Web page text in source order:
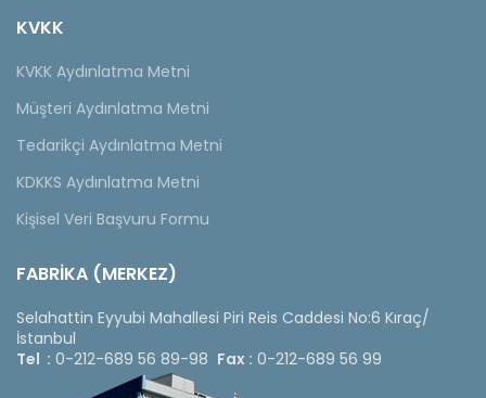
KVKK
KVKK Aydınlatma Metni
Müşteri Aydınlatma Metni
Tedarikçi Aydınlatma Metni
KDKKS Aydınlatma Metni
Kişisel Veri Başvuru Formu
FABRİKA (MERKEZ)
Selahattin Eyyubi Mahallesi Piri Reis Caddesi No:6 Kıraç/
İstanbul
Tel : 0-212-689 56 89-98 Fax : 0-212-689 56 99